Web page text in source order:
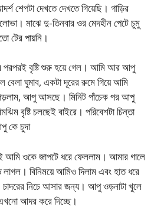
শেপটা দেখতে দেখতে গিয়েছি। গাড়ির
মাঝে দু-তিনবার ওর মেদহীন পেটে চুমু
টের পায়নি।
পরপরই বৃষ্টি শুরু হয়ে গেল। আমি আর আপু
ঘুমাব, একটা দূরের রুমে গিয়ে আমি
পড়লাম, আপু আসছে। মিনিট পাঁচেক পর আপু
বৃষ্টি চলছেই বাইরে। পরিবেশটা চিন্তা
কে চুদা
আমি ওকে জাপটে ধরে ফেললাম। আমার গালে
বিনিময়ে আমিও দিলাম এবং হাত ধরে
চাদরের নিচে আসার জন্য। আপু ওড়নাটা খুলে
আদর করে দিচ্ছে।